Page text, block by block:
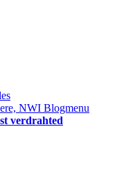
NWI Blogmenu
verdrahted